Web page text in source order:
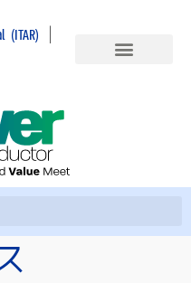
(ITAR) |